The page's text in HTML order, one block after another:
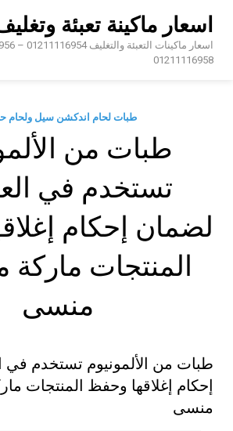
اسعار ماكينة تعبئة وتغليف
01211116958
طبات لحام اندكشن سيل ولحام
طبات من
تستخدم في
لضمان إحكام
المنتجات
منسى
طبات من الألمونيوم تستخدم في
إحكام إغلاقها وحفظ المنتجات
منسى